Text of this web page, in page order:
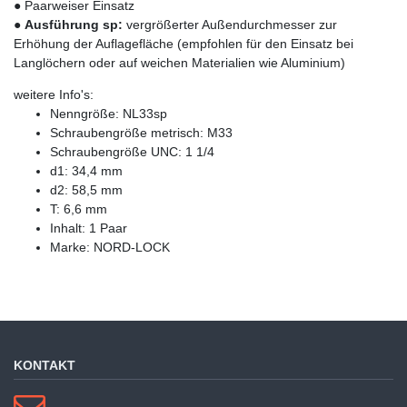
● Paarweiser Einsatz
● Ausführung sp: vergrößerter Außendurchmesser zur
Erhöhung der Auflagefläche (empfohlen für den Einsatz bei
Langlöchern oder auf weichen Materialien wie Aluminium)
weitere Info's:
Nenngröße: NL33sp
Schraubengröße metrisch: M33
Schraubengröße UNC: 1 1/4
d1: 34,4 mm
d2: 58,5 mm
T: 6,6 mm
Inhalt: 1 Paar
Marke: NORD-LOCK
KONTAKT